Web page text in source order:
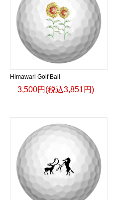
Himawari Golf Ball
3,500円(税込3,851円)